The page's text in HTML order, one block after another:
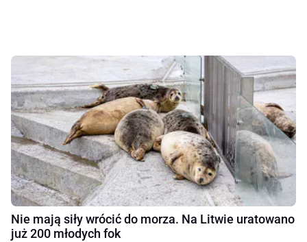
Nie mają siły wrócić do morza. Na Litwie uratowano
już 200 młodych fok